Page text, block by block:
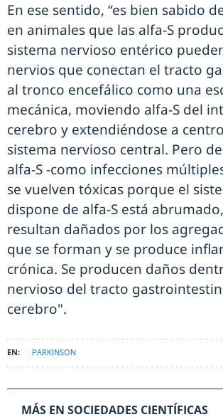
En ese sentido, “es bien sabido
en animales que las alfa-S
sistema nervioso entérico
nervios que conectan el tracto
al tronco encefálico como una
mecánica, moviendo alfa-S del
cerebro y extendiéndose a
sistema nervioso central. Pero
alfa-S -como infecciones
se vuelven tóxicas porque el
dispone de alfa-S está
resultan dañados por los
que se forman y se produce
crónica. Se producen daños
nervioso del tracto
cerebro".
PARKINSON
MÁS EN SOCIEDADES CIENTÍFICAS